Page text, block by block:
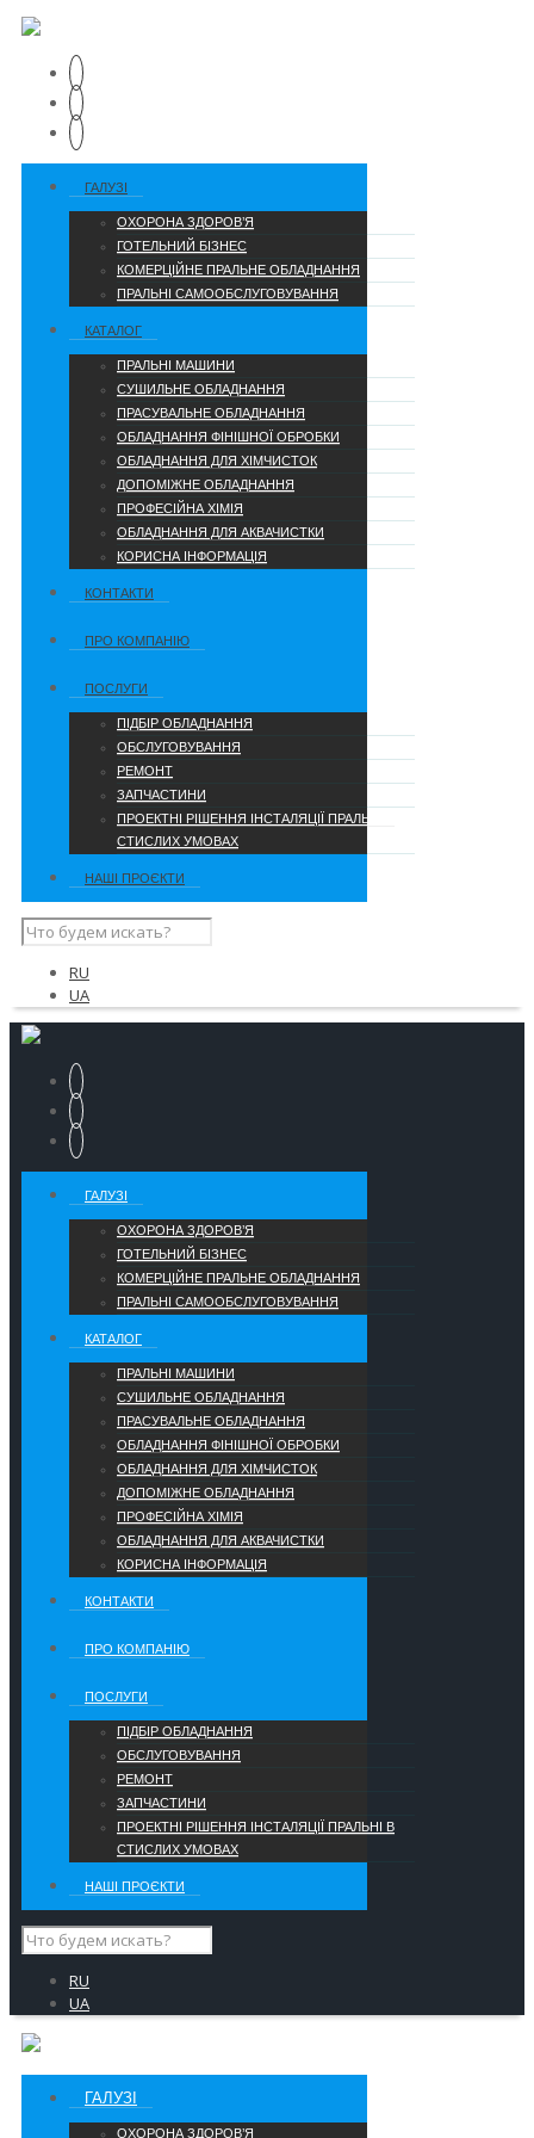
ГАЛУЗІ
ОХОРОНА ЗДОРОВ’Я
ГОТЕЛЬНИЙ БІЗНЕС
КОМЕРЦІЙНЕ ПРАЛЬНЕ ОБЛАДНАННЯ
ПРАЛЬНІ САМООБСЛУГОВУВАННЯ
КАТАЛОГ
ПРАЛЬНІ МАШИНИ
СУШИЛЬНЕ ОБЛАДНАННЯ
ПРАСУВАЛЬНЕ ОБЛАДНАННЯ
ОБЛАДНАННЯ ФІНІШНОЇ ОБРОБКИ
ОБЛАДНАННЯ ДЛЯ ХІМЧИСТОК
ДОПОМІЖНЕ ОБЛАДНАННЯ
ПРОФЕСІЙНА ХІМІЯ
ОБЛАДНАННЯ ДЛЯ АКВАЧИСТКИ
КОРИСНА ІНФОРМАЦІЯ
КОНТАКТИ
ПРО КОМПАНІЮ
ПОСЛУГИ
ПІДБІР ОБЛАДНАННЯ
ОБСЛУГОВУВАННЯ
РЕМОНТ
ЗАПЧАСТИНИ
ПРОЕКТНІ РІШЕННЯ ІНСТАЛЯЦІЇ ПРАЛЬНІ В
СТИСЛИХ УМОВАХ
НАШІ ПРОЄКТИ
RU
UA
ГАЛУЗІ
ОХОРОНА ЗДОРОВ’Я
ГОТЕЛЬНИЙ БІЗНЕС
КОМЕРЦІЙНЕ ПРАЛЬНЕ ОБЛАДНАННЯ
ПРАЛЬНІ САМООБСЛУГОВУВАННЯ
КАТАЛОГ
ПРАЛЬНІ МАШИНИ
СУШИЛЬНЕ ОБЛАДНАННЯ
ПРАСУВАЛЬНЕ ОБЛАДНАННЯ
ОБЛАДНАННЯ ФІНІШНОЇ ОБРОБКИ
ОБЛАДНАННЯ ДЛЯ ХІМЧИСТОК
ДОПОМІЖНЕ ОБЛАДНАННЯ
ПРОФЕСІЙНА ХІМІЯ
ОБЛАДНАННЯ ДЛЯ АКВАЧИСТКИ
КОРИСНА ІНФОРМАЦІЯ
КОНТАКТИ
ПРО КОМПАНІЮ
ПОСЛУГИ
ПІДБІР ОБЛАДНАННЯ
ОБСЛУГОВУВАННЯ
РЕМОНТ
ЗАПЧАСТИНИ
ПРОЕКТНІ РІШЕННЯ ІНСТАЛЯЦІЇ ПРАЛЬНІ В
СТИСЛИХ УМОВАХ
НАШІ ПРОЄКТИ
RU
UA
ГАЛУЗІ
ОХОРОНА ЗДОРОВ’Я